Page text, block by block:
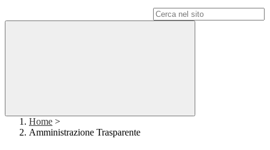
Home >
Amministrazione Trasparente